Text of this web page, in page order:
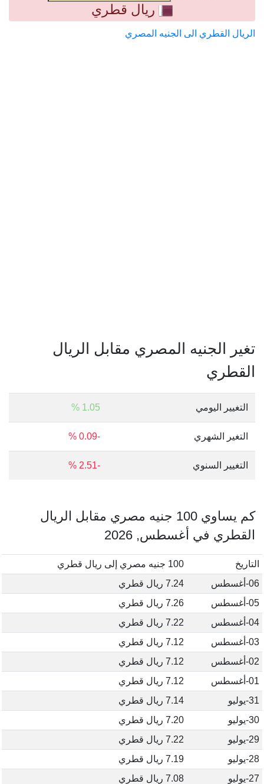
ريال قطري
الريال القطري الى الجنيه المصري
تغير الجنيه المصري مقابل الريال
القطري
التغيير اليومي 1.05 %
التغير الشهري -0.09 %
التغيير السنوي -2.51 %
كم يساوي 100 جنيه مصري مقابل الريال
القطري في أغسطس, 2026
التاريخ
100 جنيه مصري إلى ريال قطري
06-أغسطس
7.24 ريال قطري
05-أغسطس
7.26 ريال قطري
04-أغسطس
7.22 ريال قطري
03-أغسطس
7.12 ريال قطري
02-أغسطس
7.12 ريال قطري
01-أغسطس
7.12 ريال قطري
31-يوليو
7.14 ريال قطري
30-يوليو
7.20 ريال قطري
29-يوليو
7.22 ريال قطري
28-يوليو
7.19 ريال قطري
27-يوليو
7.08 ريال قطري